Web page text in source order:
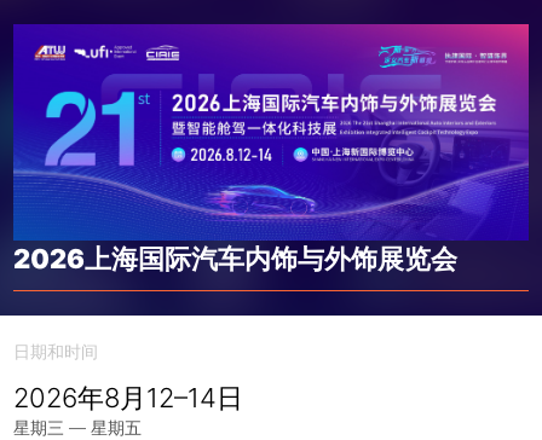
2026上海国际汽车内饰与外饰展览会
日期和时间
2026年8月12–14日
星期三 — 星期五